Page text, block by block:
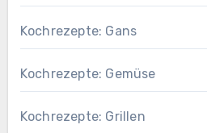
Kochrezepte: Gans
Kochrezepte: Gemüse
Kochrezepte: Grillen